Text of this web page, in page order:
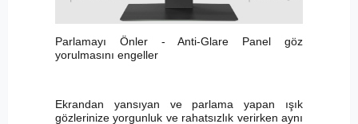
Parlamayı Önler - Anti-Glare Panel göz
yorulmasını engeller
Ekrandan yansıyan ve parlama yapan ışık
gözlerinize yorgunluk ve rahatsızlık verirken aynı